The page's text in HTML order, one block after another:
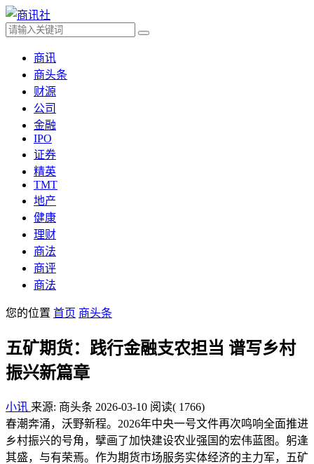
商讯
商头条
财源
公司
金融
IPO
证券
精英
TMT
地产
健康
理财
商法
商评
商法
您的位置 首页 商头条
五矿期货：践行金融支农担当 谱写乡村
振兴新篇章
小讯 来源: 商头条 2026-03-10 阅读 ( 1766)
春潮奔涌，沃野新程。2026年中央一号文件再次鸣响全面推进
乡村振兴的号角，擘画了加快建设农业强国的宏伟蓝图。躬逢
其盛，与有荣焉。作为期货市场服务实体经济的主力军，五矿